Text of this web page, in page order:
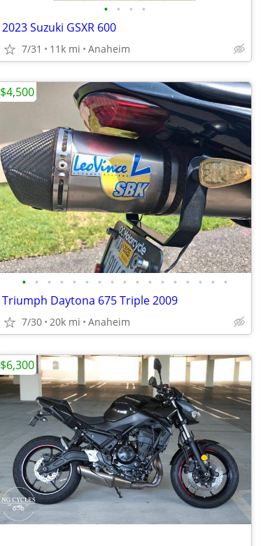
• • • •
2023 Suzuki GSXR 600
7/31 11k mi Anaheim
• • • • • • • • • • • • • • • • •
Triumph Daytona 675 Triple 2009
7/30 20k mi Anaheim
$4,500
$6,300